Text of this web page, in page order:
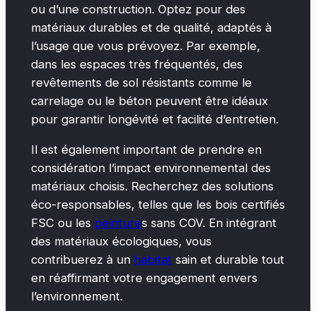
ou d’une construction. Optez pour des
matériaux durables et de qualité, adaptés à
l’usage que vous prévoyez. Par exemple,
dans les espaces très fréquentés, des
revêtements de sol résistants comme le
carrelage ou le béton peuvent être idéaux
pour garantir longévité et facilité d’entretien.
Il est également important de prendre en
considération l’impact environnemental des
matériaux choisis. Recherchez des solutions
éco-responsables, telles que les bois certifiés
FSC ou les peintures sans COV. En intégrant
des matériaux écologiques, vous
contribuerez à un habitat sain et durable tout
en réaffirmant votre engagement envers
l’environnement.